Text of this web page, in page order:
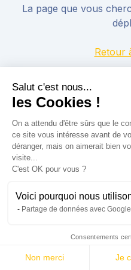
Salut c'est nous...
les Cookies !
On a attendu d'être sûrs que le
ce site vous intéresse avant de
déranger, mais on aimerait bien
visite...
C'est OK pour vous ?
Voici pourquoi nous
Partage de données avec Google
Consentements
Non merci Je
La page que vous
Retour